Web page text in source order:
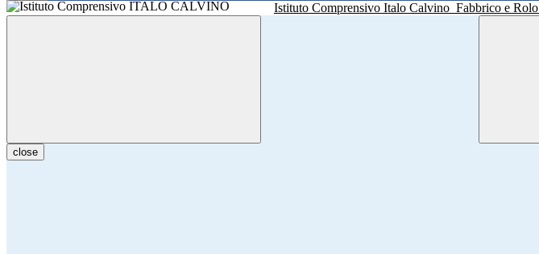
Istituto Comprensivo Italo Calvino Fabbrico e Rolo
close